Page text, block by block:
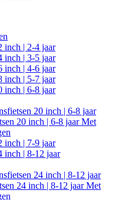
inch | 2-4 jaar
inch | 3-5 jaar
inch | 4-6 jaar
inch | 5-7 jaar
inch | 6-8 jaar
20 inch | 6-8 jaar
20 inch | 6-8 jaar Met
inch | 7-9 jaar
inch | 8-12 jaar
24 inch | 8-12 jaar
24 inch | 8-12 jaar Met